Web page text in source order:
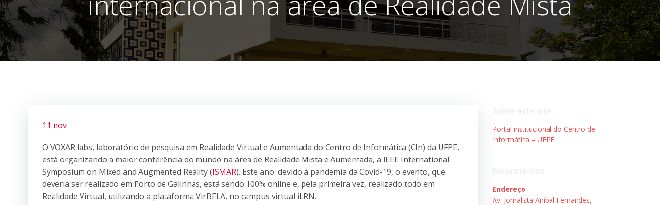
11 nov
O VOXAR labs, laboratório de pesquisa em Realidade Virtual e Aumentada do Centro de Informática (CIn) da UFPE,
está organizando a maior conferência do mundo na área de Realidade Mista e Aumentada, a IEEE International
Symposium on Mixed and Augmented Reality (ISMAR). Este ano, devido à pandemia da Covid-19, o evento, que
deveria ser realizado em Porto de Galinhas, está sendo 100% online e, pela primeira vez, realizado todo em
Realidade Virtual, utilizando a plataforma VirBELA, no campus virtual iLRN.
Portal institucional do Centro de
Informática – UFPE
Endereço
Av. Jornalista Aníbal Fernandes,